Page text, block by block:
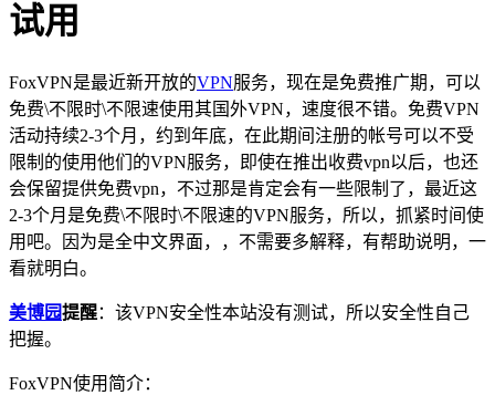
试用
FoxVPN是最近新开放的VPN服务，现在是免费推广期，可以
免费\不限时\不限速使用其国外VPN，速度很不错。免费VPN
活动持续2-3个月，约到年底，在此期间注册的帐号可以不受
限制的使用他们的VPN服务，即使在推出收费vpn以后，也还
会保留提供免费vpn，不过那是肯定会有一些限制了，最近这
2-3个月是免费\不限时\不限速的VPN服务，所以，抓紧时间使
用吧。因为是全中文界面，，不需要多解释，有帮助说明，一
看就明白。
美博园提醒：该VPN安全性本站没有测试，所以安全性自己
把握。
FoxVPN使用简介：